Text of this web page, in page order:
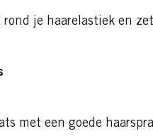
rond je haarelastiek en
met een goede